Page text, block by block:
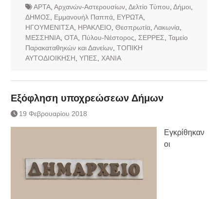
ΑΡΤΑ, Αρχανών-Αστερουσίων, Δελτίο Τύπου Δήμοι,
ΔΗΜΟΣ
Εμμανουήλ Παππά, ΕΥΡΩΤΑ,
ΗΓΟΥΜΕΝΙΤΣΑ, ΗΡΑΚΛΕΙΟ Θεσπρωτία, Λακωνία,
ΜΕΣΣΗΝΙΑ, ΟΤΑ, Πύλου-Νέστορος ΣΕΡΡΕΣ Ταμείο
Παρακαταθηκών και Δανείων, ΤΟΠΙΚΗ
ΑΥΤΟΔΙΟΙΚΗΣΗ ΥΠΕΣ ΧΑΝΙΑ
Εξόφληση υποχρεώσεων Δήμων
19 Φεβρουαρίου 2018
Εγκρίθηκαν
οι